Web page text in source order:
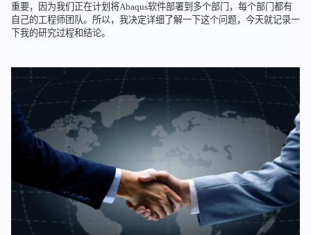
重要，因为我们正在计划将Abaqus软件部署到多个部门，每个部门都有
自己的工程师团队。所以，我决定详细了解一下这个问题，今天就记录一
下我的研究过程和结论。